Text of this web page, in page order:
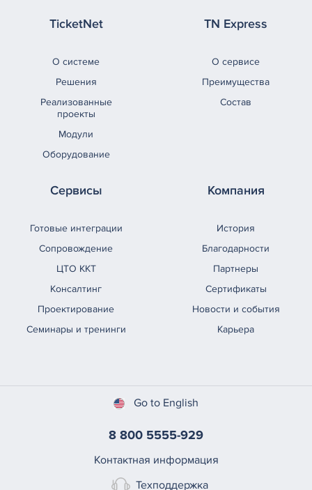
TicketNet
О системе
Решения
Реализованные
проекты
Модули
Оборудование
TN Express
О сервисе
Преимущества
Состав
Сервисы
Готовые интеграции
Сопровождение
ЦТО ККТ
Консалтинг
Проектирование
Семинары и тренинги
Компания
История
Благодарности
Партнеры
Сертификаты
Новости и события
Карьера
Go to English
8 800 5555-929
Контактная информация
Техподдержка